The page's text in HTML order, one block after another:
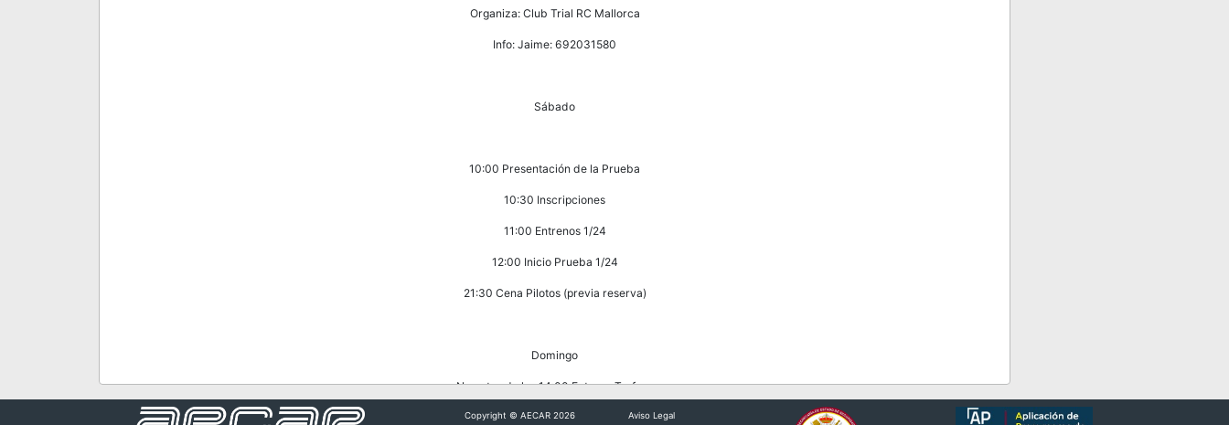
Organiza: Club Trial RC Mallorca
Info: Jaime: 692031580
Sábado
10:00 Presentación de la Prueba
10:30 Inscripciones
11:00 Entrenos 1/24
12:00 Inicio Prueba 1/24
21:30 Cena Pilotos (previa reserva)
Domingo
No antes de las 14:00 Entrega Trofeos
Copyright © AECAR 2026 Aviso Legal